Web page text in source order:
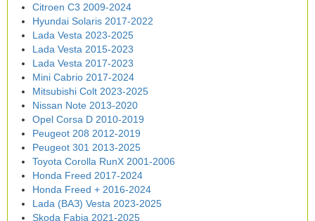
Citroen C3 2009-2024
Hyundai Solaris 2017-2022
Lada Vesta 2023-2025
Lada Vesta 2015-2023
Lada Vesta 2017-2023
Mini Cabrio 2017-2024
Mitsubishi Colt 2023-2025
Nissan Note 2013-2020
Opel Corsa D 2010-2019
Peugeot 208 2012-2019
Peugeot 301 2013-2025
Toyota Corolla RunX 2001-2006
Honda Freed 2017-2024
Honda Freed + 2016-2024
Lada (ВАЗ) Vesta 2023-2025
Skoda Fabia 2021-2025